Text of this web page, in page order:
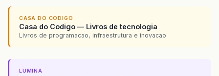
CASA DO CODIGO
Casa do Codigo — Livros de tecnologia
Livros de programacao, infraestrutura e inovacao
LUMINA